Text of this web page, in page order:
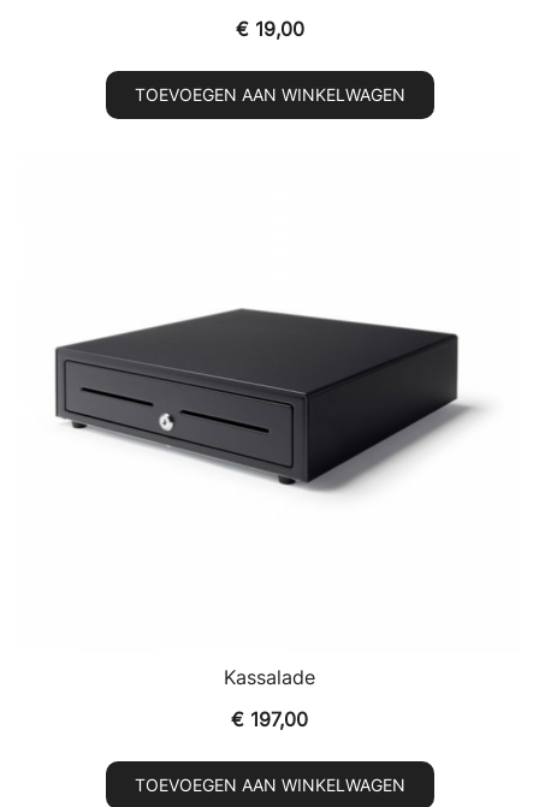
€19,00
TOEVOEGEN AAN WINKELWAGEN
Kassalade
€ 197,00
TOEVOEGEN AAN WINKELWAGEN